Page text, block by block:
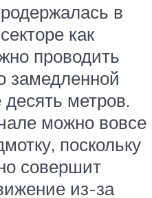
в
как
проводить
замедленной
метров.
можно вовсе
поскольку
совершит
из-за